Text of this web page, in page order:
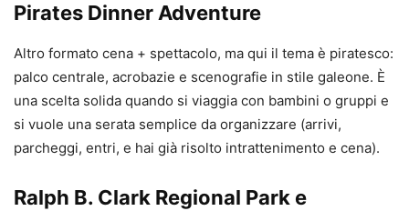
Pirates Dinner Adventure
Altro formato cena + spettacolo, ma qui il tema è piratesco:
palco centrale, acrobazie e scenografie in stile galeone. È
una scelta solida quando si viaggia con bambini o gruppi e
si vuole una serata semplice da organizzare (arrivi,
parcheggi, entri, e hai già risolto intrattenimento e cena).
Ralph B. Clark Regional Park e